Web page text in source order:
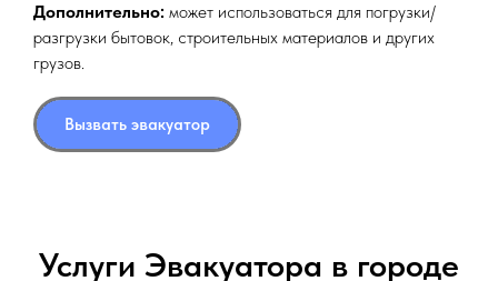
Дополнительно: может использоваться для погрузки/
разгрузки бытовок, строительных материалов и других
грузов.
Вызвать эвакуатор
Услуги Эвакуатора в городе